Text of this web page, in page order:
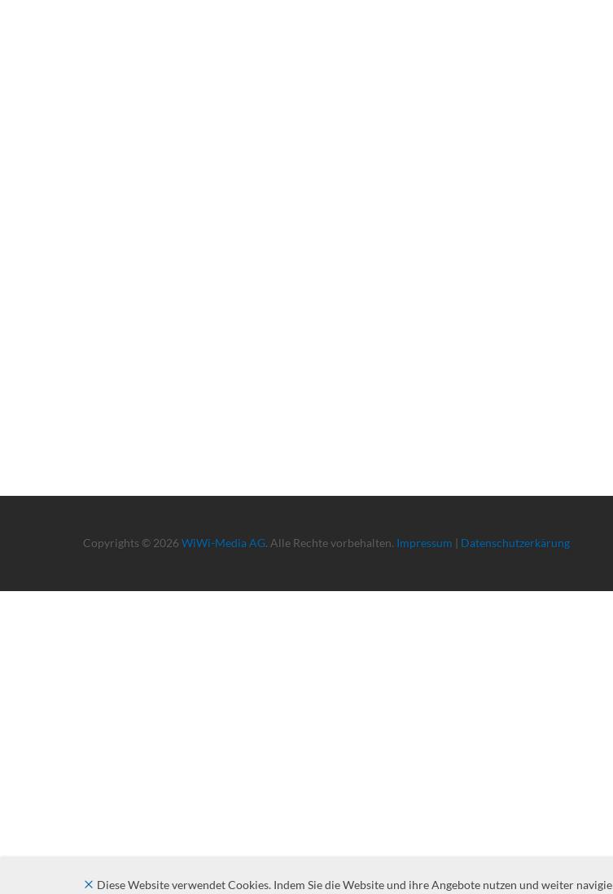
Copyrights © 2026 WiWi-Media AG. Alle Rechte vorbehalten. Impressum | Datenschutzerkärung
Diese Website verwendet Cookies. Indem Sie die Website und ihre Angebote nutzen und weiter